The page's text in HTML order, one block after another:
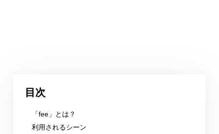
目次
「fee」とは？
利用されるシーン